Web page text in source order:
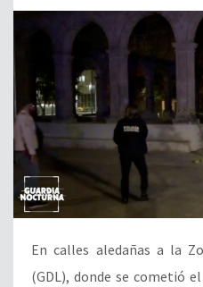
En calles aledañas a la
(GDL), donde se cometió